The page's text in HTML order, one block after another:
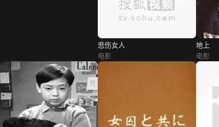
悲伤女人
电影
地上
电影